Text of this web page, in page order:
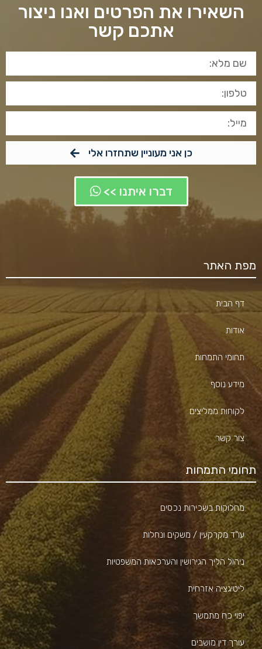
השאירו את הפרטים ואנו ניצור
אתכם קשר
כן אני מעוניין שתחזרו אלי
דברו איתנו >>
מפת האתר
דף הבית
אודות
תחומי התמחות
מידע נוסף
לקוחות ממליצים
צור קשר
תחומי התמחות
מחלוקות בשכירות נכסים
עו"ד מקרקעין / משקים ונחלות
ניהול הליך הגירושין והערכאות המשפטיות
ליטיגציה אזרחית
יפוי כח מתמשך
עורך דין מושבים